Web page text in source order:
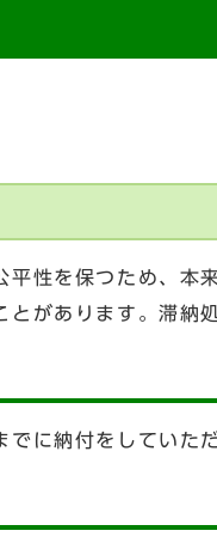
性を保つため、本
があります。滞納
に納付をしていただ